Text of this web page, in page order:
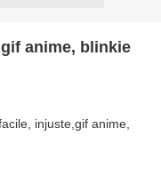
anime, blinkie